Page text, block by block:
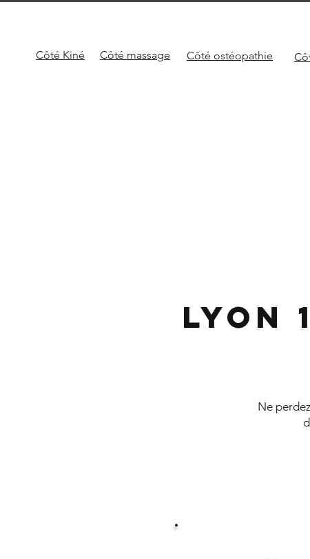
Côté massage Côté ostéopathie
Côté Kiné
Lyon
Ne